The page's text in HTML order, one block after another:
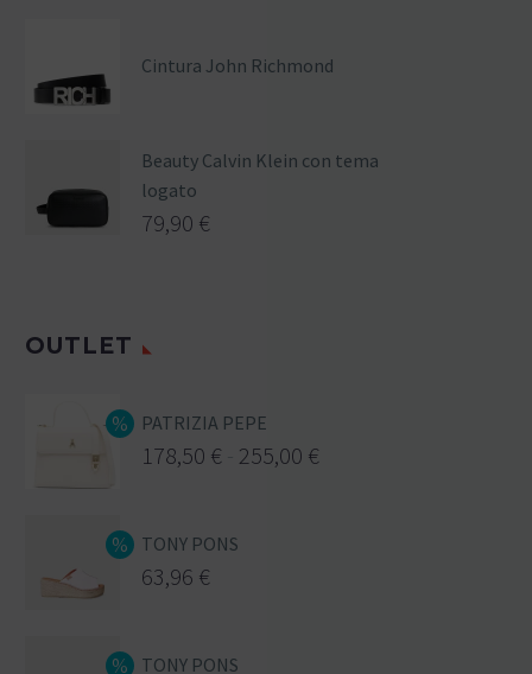
Cintura John Richmond
Beauty Calvin Klein con tema
logato
79,90 €
OUTLET
PATRIZIA PEPE
178,50 € 255,00 €
TONY PONS
63,96 €
TONY PONS